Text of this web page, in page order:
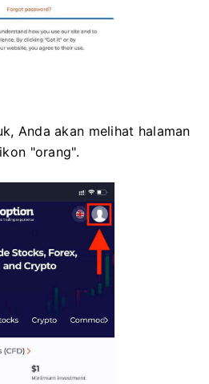
Anda akan melihat halaman
"orang".